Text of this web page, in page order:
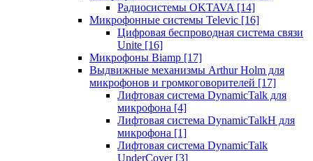
Радиосистемы OKTAVA [14]
Микрофонные системы Televic [16]
Цифровая беспроводная система связи
Unite [16]
Микрофоны Biamp [17]
Выдвижные механизмы Arthur Holm для
микрофонов и громкоговорителей [17]
Лифтовая система DynamicTalk для
микрофона [4]
Лифтовая система DynamicTalkH для
микрофона [1]
Лифтовая система DynamicTalk
UnderCover [3]